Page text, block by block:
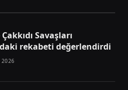
Savaşları
rekabeti değerlendirdi
2026